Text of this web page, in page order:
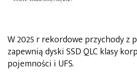
W 2025 r rekordowe przychody z
zapewnią dyski SSD QLC klasy
pojemności i UFS.